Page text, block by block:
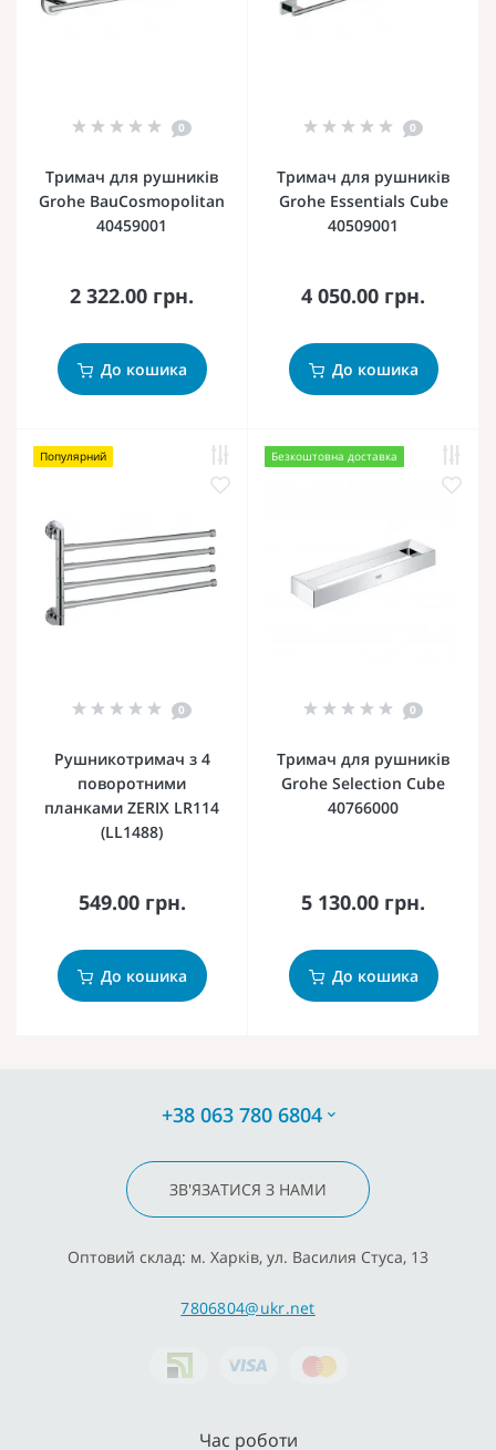
0
Тримач для рушників
Grohe BauCosmopolitan
40459001
2 322.00 грн.
До кошика
0
Тримач для рушників
Grohe Essentials Cube
40509001
4 050.00 грн.
До кошика
Популярний
0
Рушникотримач з 4
поворотними
планками ZERIX LR114
(LL1488)
549.00 грн.
До кошика
Безкоштовна доставка
0
Тримач для рушників
Grohe Selection Cube
40766000
5 130.00 грн.
До кошика
+38 063 780 6804
ЗВ'ЯЗАТИСЯ З НАМИ
Оптовий склад: м. Харків, ул. Василия Стуса, 13
7806804@ukr.net
Час роботи